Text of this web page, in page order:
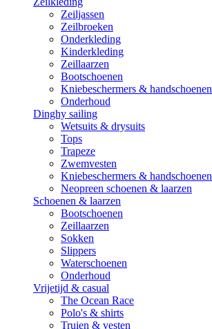
Zeiljassen
Zeilbroeken
Onderkleding
Kinderkleding
Zeillaarzen
Bootschoenen
Kniebeschermers & handschoenen
Onderhoud
Dinghy sailing
Wetsuits & drysuits
Tops
Trapeze
Zwemvesten
Kniebeschermers & handschoenen
Neopreen schoenen & laarzen
Schoenen & laarzen
Bootschoenen
Zeillaarzen
Sokken
Slippers
Waterschoenen
Onderhoud
Vrijetijd & casual
The Ocean Race
Polo's & shirts
Truien & vesten